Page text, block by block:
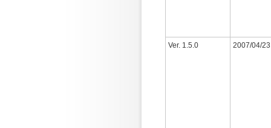
Ver. 1.5.0 2007/04/23